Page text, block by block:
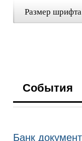
Размер
События
Банк